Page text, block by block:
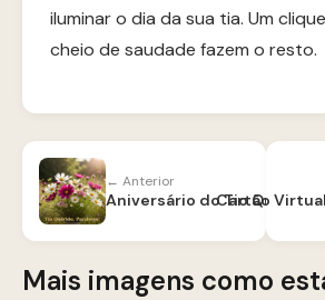
iluminar o dia da sua tia. Um
cheio de saudade fazem o resto.
← Anterior
Aniversário do Tio Querido
Mais imagens como